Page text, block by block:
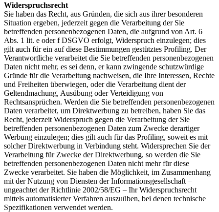
Widerspruchsrecht
Sie haben das Recht, aus Gründen, die sich aus ihrer besonderen
Situation ergeben, jederzeit gegen die Verarbeitung der Sie
betreffenden personenbezogenen Daten, die aufgrund von Art. 6
Abs. 1 lit. e oder f DSGVO erfolgt, Widerspruch einzulegen; dies
gilt auch für ein auf diese Bestimmungen gestütztes Profiling. Der
Verantwortliche verarbeitet die Sie betreffenden personenbezogenen
Daten nicht mehr, es sei denn, er kann zwingende schutzwürdige
Gründe für die Verarbeitung nachweisen, die Ihre Interessen, Rechte
und Freiheiten überwiegen, oder die Verarbeitung dient der
Geltendmachung, Ausübung oder Verteidigung von
Rechtsansprüchen. Werden die Sie betreffenden personenbezogenen
Daten verarbeitet, um Direktwerbung zu betreiben, haben Sie das
Recht, jederzeit Widerspruch gegen die Verarbeitung der Sie
betreffenden personenbezogenen Daten zum Zwecke derartiger
Werbung einzulegen; dies gilt auch für das Profiling, soweit es mit
solcher Direktwerbung in Verbindung steht. Widersprechen Sie der
Verarbeitung für Zwecke der Direktwerbung, so werden die Sie
betreffenden personenbezogenen Daten nicht mehr für diese
Zwecke verarbeitet. Sie haben die Möglichkeit, im Zusammenhang
mit der Nutzung von Diensten der Informationsgesellschaft –
ungeachtet der Richtlinie 2002/58/EG – Ihr Widerspruchsrecht
mittels automatisierter Verfahren auszuüben, bei denen technische
Spezifikationen verwendet werden.